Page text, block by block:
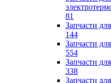
81
Запчасти
144
Запчасти
554
Запчасти
338
Запчасти